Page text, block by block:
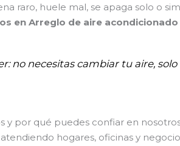
raro, huele mal, se apaga solo o
en Arreglo de aire
no necesitas cambiar tu aire,
y por qué puedes confiar en
hogares, oficinas y